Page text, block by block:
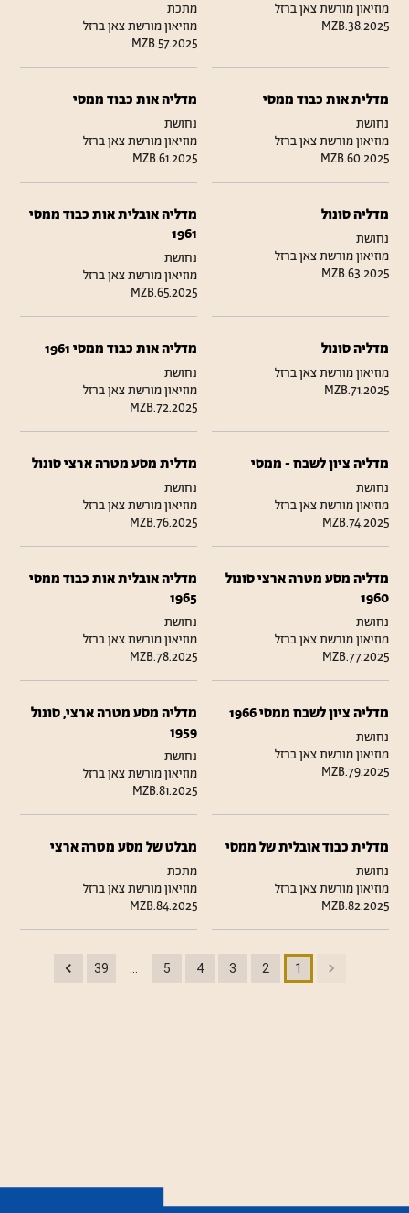
מוזיאון מורשת צאן ברזל
MZB.38.2025
מתכת
מוזיאון מורשת צאן ברזל
MZB.57.2025
מדלית אות כבוד ממסי
נחושת
מוזיאון מורשת צאן ברזל
MZB.60.2025
מדליה אות כבוד ממסי
נחושת
מוזיאון מורשת צאן ברזל
MZB.61.2025
מדליה סונול
נחושת
מוזיאון מורשת צאן ברזל
MZB.63.2025
מדליה אובלית אות כבוד ממסי
1961
נחושת
מוזיאון מורשת צאן ברזל
MZB.65.2025
מדליה סונול
מוזיאון מורשת צאן ברזל
MZB.71.2025
מדליה אות כבוד ממסי 1961
נחושת
מוזיאון מורשת צאן ברזל
MZB.72.2025
מדליה ציון לשבח - ממסי
נחושת
מוזיאון מורשת צאן ברזל
MZB.74.2025
מדלית מסע מטרה ארצי סונול
נחושת
מוזיאון מורשת צאן ברזל
MZB.76.2025
מדליה מסע מטרה ארצי סונול
1960
נחושת
מוזיאון מורשת צאן ברזל
MZB.77.2025
מדליה אובלית אות כבוד ממסי
1965
נחושת
מוזיאון מורשת צאן ברזל
MZB.78.2025
מדליה ציון לשבח ממסי 1966
נחושת
מוזיאון מורשת צאן ברזל
MZB.79.2025
מדליה מסע מטרה ארצי, סונול
1959
נחושת
מוזיאון מורשת צאן ברזל
MZB.81.2025
מדלית כבוד אובלית של ממסי
נחושת
מוזיאון מורשת צאן ברזל
MZB.82.2025
מבלט של מסע מטרה ארצי
מתכת
מוזיאון מורשת צאן ברזל
MZB.84.2025
1
2
3
4
5
39